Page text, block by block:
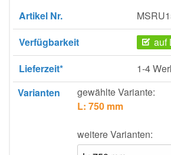
Artikel Nr.
Verfügbarkeit
auf
Lieferzeit*
1-4
Varianten
gewählte Variante:
L: 750 mm
weitere Varianten: